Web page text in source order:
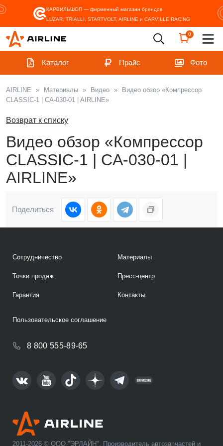
КАРВИЛЬШОП — фирменный магазин брендов
LUZAR, TRIALLI, STARTVOLT, AIRLINE и CARVILLE RACING
0
Каталог Прайс Фото
AIRLINE » Материалы » Видео »
Видео обзор «Компрессор
CLASSIC-1 | CA-030-01 | AIRLINE»
Возврат к списку
Видео обзор «Компрессор
CLASSIC-1 | CA-030-01 |
AIRLINE»
Поделиться
2011-2026 © ООО "ЭРЛАЙН". Производитель автозапчастей и
Сотрудничество
Точки продаж
Гарантия
Материалы
Пресс-центр
Контакты
8 800 555-89-65
Пользовательское соглашение